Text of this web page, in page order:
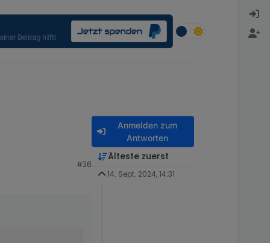
#36
Anmelden zum
Antworten
Älteste zuerst
14. Sept. 2024, 14:31